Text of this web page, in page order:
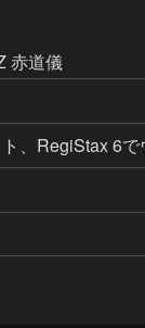
赤道儀
、RegiStax 6で